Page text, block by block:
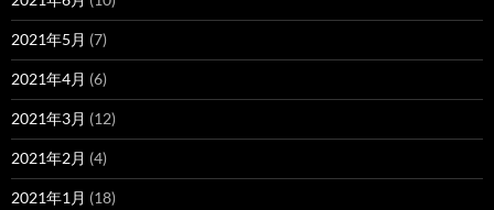
2021年5月 (7)
2021年4月 (6)
2021年3月 (12)
2021年2月 (4)
2021年1月 (18)